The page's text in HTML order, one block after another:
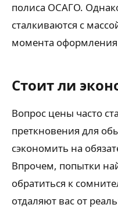
полиса ОСАГО.
сталкиваются с
момента оформления
Стоит ли
Вопрос цены часто
преткновения для
сэкономить на
Впрочем, попытки
обратиться к
отдаляют вас от